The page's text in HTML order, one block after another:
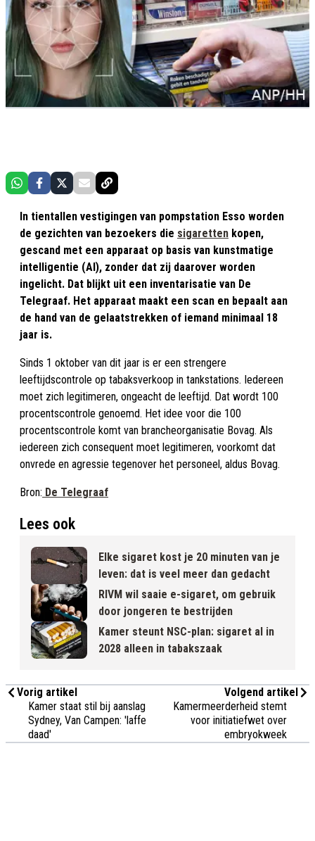
In tientallen vestigingen van pompstation Esso worden
de gezichten van bezoekers die sigaretten kopen,
gescand met een apparaat op basis van kunstmatige
intelligentie (AI), zonder dat zij daarover worden
ingelicht. Dat blijkt uit een inventarisatie van De
Telegraaf. Het apparaat maakt een scan en bepaalt aan
de hand van de gelaatstrekken of iemand minimaal 18
jaar is.
Sinds 1 oktober van dit jaar is er een strengere
leeftijdscontrole op tabaksverkoop in tankstations. Iedereen
moet zich legitimeren, ongeacht de leeftijd. Dat wordt 100
procentscontrole genoemd. Het idee voor die 100
procentscontrole komt van brancheorganisatie Bovag. Als
iedereen zich consequent moet legitimeren, voorkomt dat
onvrede en agressie tegenover het personeel, aldus Bovag.
Bron: De Telegraaf
Lees ook
Elke sigaret kost je 20 minuten van je
leven: dat is veel meer dan gedacht
RIVM wil saaie e-sigaret, om gebruik
door jongeren te bestrijden
Kamer steunt NSC-plan: sigaret al in
2028 alleen in tabakszaak
Vorig artikel
Kamer staat stil bij aanslag
Sydney, Van Campen: 'laffe
daad'
Volgend artikel
Kamermeerderheid stemt
voor initiatiefwet over
embryokweek